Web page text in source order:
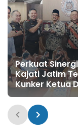
Perkuat
Kajati Jatim
Kunker Ketua